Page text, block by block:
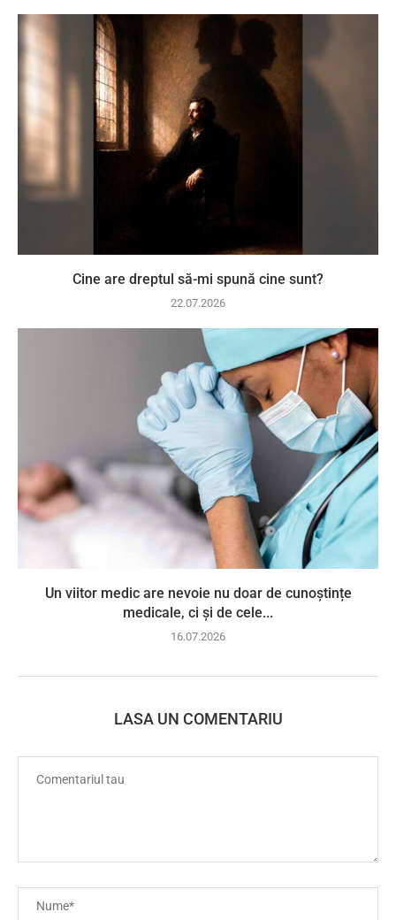
Cine are dreptul să-mi spună cine sunt?
22.07.2026
Un viitor medic are nevoie nu doar de cunoștințe
medicale, ci și de cele...
16.07.2026
LASA UN COMENTARIU